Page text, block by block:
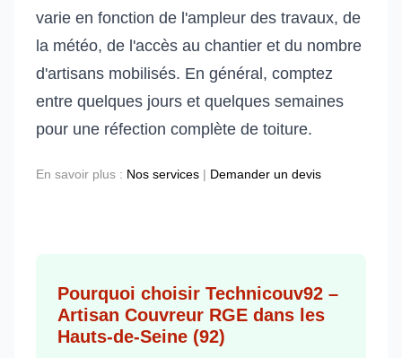
varie en fonction de l'ampleur des travaux, de
la météo, de l'accès au chantier et du nombre
d'artisans mobilisés. En général, comptez
entre quelques jours et quelques semaines
pour une réfection complète de toiture.
En savoir plus : Nos services | Demander un devis
Pourquoi choisir Technicouv92 –
Artisan Couvreur RGE dans les
Hauts-de-Seine (92)